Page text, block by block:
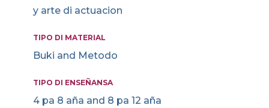
y arte di actuacion
TIPO DI MATERIAL
Buki and Metodo
TIPO DI ENSEÑANSA
4 pa 8 aña and 8 pa 12 aña